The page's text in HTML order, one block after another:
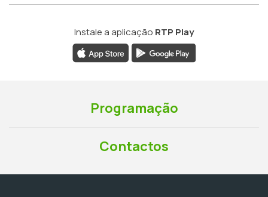
Instale a aplicação RTP Play
Programação
Contactos